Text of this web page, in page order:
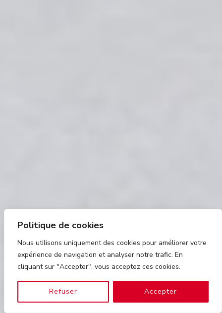
Politique de cookies
Nous utilisons uniquement des cookies pour améliorer votre
expérience de navigation et analyser notre trafic. En
cliquant sur "Accepter", vous acceptez ces cookies.
Refuser Accepter